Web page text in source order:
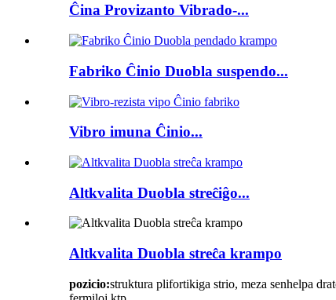
Ĉina Provizanto Vibrado-...
Fabriko Ĉinio Duobla suspendo...
Vibro imuna Ĉinio...
Altkvalita Duobla streĉiĝo...
Altkvalita Duobla streĉa krampo
pozicio:struktura plifortikiga strio, meza senhelpa